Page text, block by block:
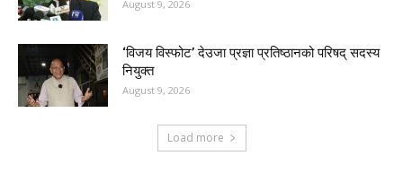
August 9, 2026
‘विजय विस्फोट’ देउजा प्रज्ञा प्रतिष्ठानको परिषद् सदस्य
नियुक्त
August 9, 2026
Load more